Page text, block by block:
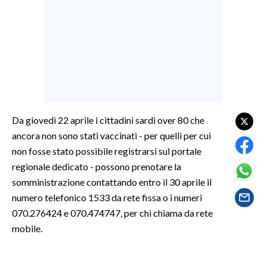
ALTRI SPORT
SPETTACOLI
GOSSIP
SALUTE
Da giovedì 22 aprile i cittadini sardi over 80 che
ancora non sono stati vaccinati - per quelli per cui
non fosse stato possibile registrarsi sul portale
regionale dedicato - possono prenotare la
somministrazione contattando entro il 30 aprile il
numero telefonico 1533 da rete fissa o i numeri
070.276424 e 070.474747, per chi chiama da rete
mobile.